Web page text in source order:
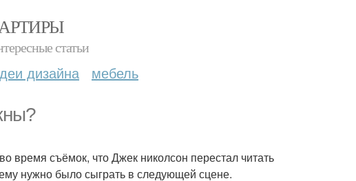
статьи
дизайна мебель
съёмок, что Джек николсон перестал читать
нужно было сыграть в следующей сцене.